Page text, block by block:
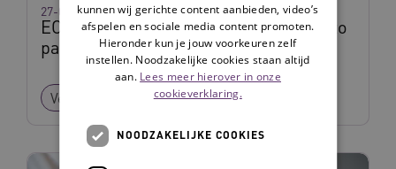
ECD dat aansluit bij Omaha System: zo
pakte Vérian het aan
27-07-2026
Verhaal Praktijkverhaal
kunnen wij gerichte content aanbieden, video’s
afspelen en sociale media content promoten.
Hieronder kun je jouw voorkeuren zelf
instellen. Noodzakelijke cookies staan altijd
aan. Lees meer hierover in onze
cookieverklaring.
NOODZAKELIJKE COOKIES